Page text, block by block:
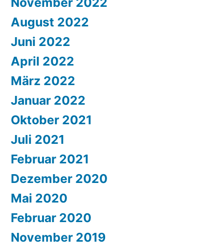
August 2022
Juni 2022
April 2022
März 2022
Januar 2022
Oktober 2021
Juli 2021
Februar 2021
Dezember 2020
Mai 2020
Februar 2020
November 2019